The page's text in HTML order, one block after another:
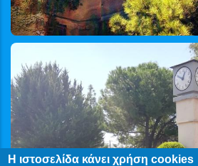
Η ιστοσελίδα κάνει χρήση cookies